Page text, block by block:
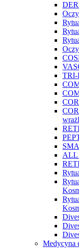
TRI-
ALL
Medycyna